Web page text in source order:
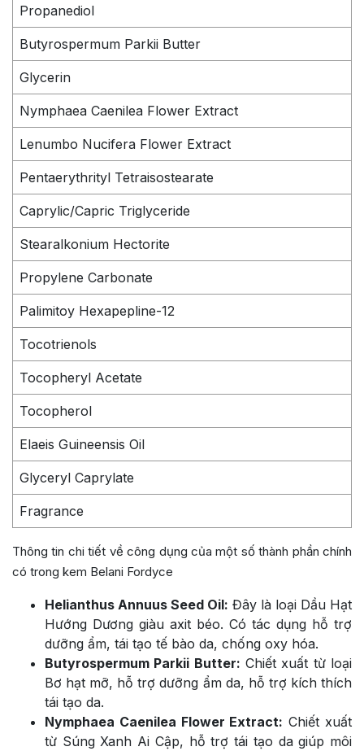
Propanediol
Butyrospermum Parkii Butter
Glycerin
Nymphaea Caenilea Flower Extract
Lenumbo Nucifera Flower Extract
Pentaerythrityl Tetraisostearate
Caprylic/Capric Triglyceride
Stearalkonium Hectorite
Propylene Carbonate
Palimitoy Hexapepline-12
Tocotrienols
Tocopheryl Acetate
Tocopherol
Elaeis Guineensis Oil
Glyceryl Caprylate
Fragrance
Thông tin chi tiết về công dụng của một số thành phần chính
có trong kem Belani Fordyce
Helianthus Annuus Seed Oil: Đây là loại Dầu Hạt
Hướng Dương giàu axit béo. Có tác dụng hỗ trợ
dưỡng ẩm, tái tạo tế bào da, chống oxy hóa.
Butyrospermum Parkii Butter: Chiết xuất từ loại
Bơ hạt mỡ, hỗ trợ dưỡng ẩm da, hỗ trợ kích thích
tái tạo da.
Nymphaea Caenilea Flower Extract: Chiết xuất
từ Súng Xanh Ai Cập, hỗ trợ tái tạo da giúp môi